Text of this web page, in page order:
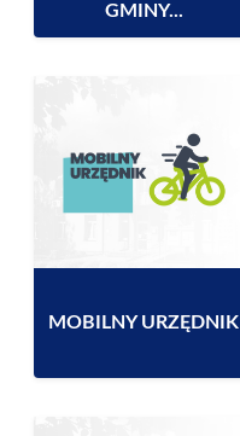
GMINY...
MOBILNY URZĘDNIK